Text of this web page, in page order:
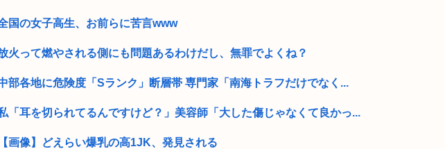
国の女子高生、お前らに苦言www
火って燃やされる側にも問題あるわけだし、無罪でよくね？
部各地に危険度「Sランク」断層帯 専門家「南海トラフだけでなく...
「耳を切られてるんですけど？」美容師「大した傷じゃなくて良かっ...
【画像】どえらい爆乳の高1JK、発見される